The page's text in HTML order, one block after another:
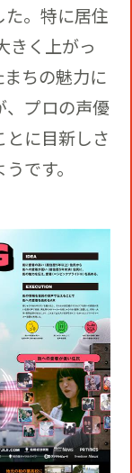
。特に居住
きく上がっ
ちの魅力に
、プロの声優
に目新しさ
です。